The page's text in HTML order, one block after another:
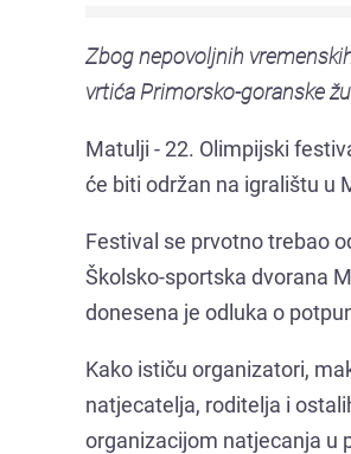
Zbog nepovoljnih
vrtića Primorsko-goranske
Matulji - 22. Olimpijski
će biti održan na igralištu u
Festival se prvotno trebao
Školsko-sportska dvorana
donesena je odluka o
Kako ističu organizatori,
natjecatelja, roditelja i
organizacijom natjecanja u